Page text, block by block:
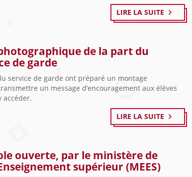
LIRE LA SUITE
de la part du
de garde
service de garde ont préparé un montage
un message d’encouragement aux élèves
LIRE LA SUITE
ouverte, par le ministère de
supérieur (MEES)